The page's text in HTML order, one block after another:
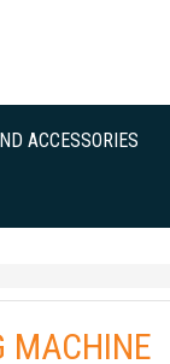
ACCESSORIES
MACHINE